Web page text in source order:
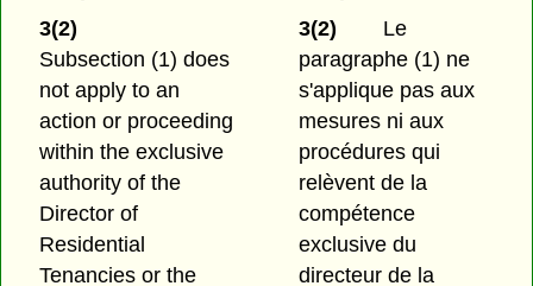
3(2)
Subsection (1) does
not apply to an
action or proceeding
within the exclusive
authority of the
Director of
Residential
Tenancies or the
3(2)
Le
paragraphe (1) ne
s'applique pas aux
mesures ni aux
procédures qui
relèvent de la
compétence
exclusive du
directeur de la